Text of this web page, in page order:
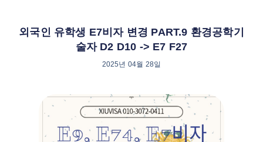
외국인 유학생 E7비자 변경 PART.9 환경공학기
술자 D2 D10 -> E7 F27
2025년 04월 28일